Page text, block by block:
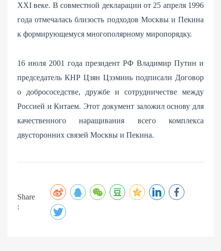
XXI веке. В совместной декларации от 25 апреля 1996
года отмечалась близость подходов Москвы и Пекина
к формирующемуся многополярному миропорядку.
16 июля 2001 года президент РФ Владимир Путин и
председатель КНР Цзян Цзэминь подписали Договор
о добрососедстве, дружбе и сотрудничестве между
Россией и Китаем. Этот документ заложил основу для
качественного наращивания всего комплекса
двусторонних связей Москвы и Пекина.
Share
: